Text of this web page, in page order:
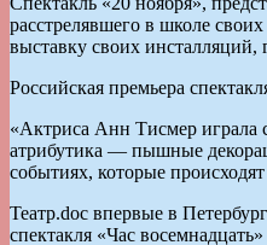
расстрелявшего в школе
выставку своих инсталляций,
Российская премьера
«Актриса Анн Тисмер играла
атрибутика — пышные
событиях, которые
Театр.doc впервые в
спектакля «Час